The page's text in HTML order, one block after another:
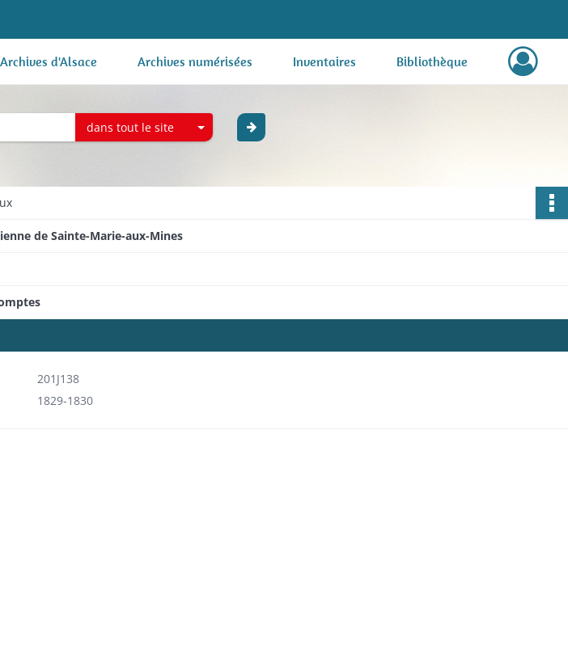
d'Alsace Archives numérisées Inventaires Bibliothèque
dans tout le site
de Sainte-Marie-aux-Mines
201J138
1829-1830